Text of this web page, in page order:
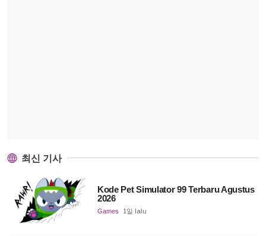
최신 기사
Kode Pet Simulator 99 Terbaru Agustus
2026
Games 1일 lalu